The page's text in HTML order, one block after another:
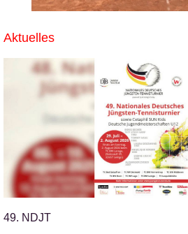
Aktuelles
49. NDJT